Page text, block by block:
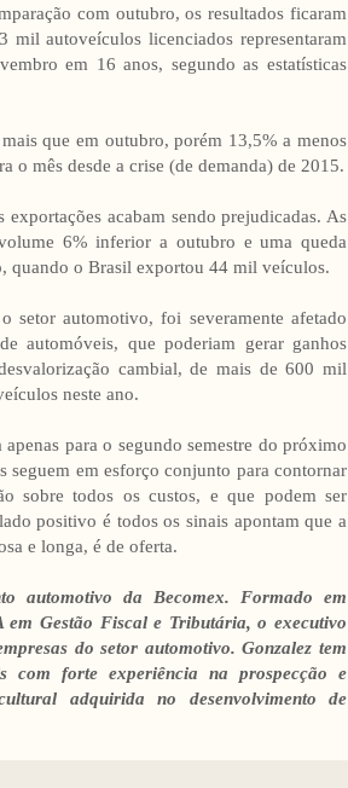
com outubro, os resultados ficaram
autoveículos licenciados representaram
em 16 anos, segundo as estatísticas
que em outubro, porém 13,5% a menos
mês desde a crise (de demanda) de 2015.
acabam sendo prejudicadas. As
6% inferior a outubro e uma queda
quando o Brasil exportou 44 mil veículos.
setor automotivo, foi severamente afetado
automóveis, que poderiam gerar ganhos
cambial, de mais de 600 mil
neste ano.
para o segundo semestre do próximo
seguem em esforço conjunto para contornar
sobre todos os custos, e que podem ser
positivo é todos os sinais apontam que a
e longa, é de oferta.
automotivo da Becomex. Formado em
Gestão Fiscal e Tributária, o executivo
do setor automotivo. Gonzalez tem
com forte experiência na prospecção e
adquirida no desenvolvimento de